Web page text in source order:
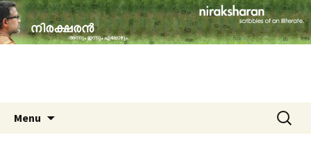
niraksharan (നിരക്ഷരൻ)
travelogues, book reviews, social issues,
cinema, memories & lot more…
Menu
Search
for: